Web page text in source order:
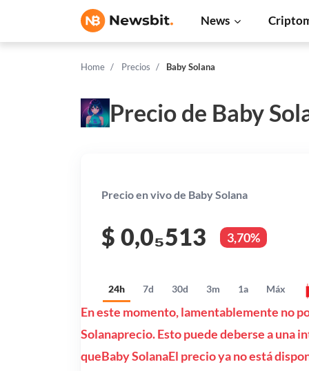
News
Home Precios Baby Solana
Precio de Baby
Precio en vivo de Baby Solana
$ 0,0₅513 3,70%
24h 7d 30d 3m 1a Máx
En este momento, lamentablemente no
Solanaprecio. Esto puede deberse a una
queBaby SolanaEl precio ya no está